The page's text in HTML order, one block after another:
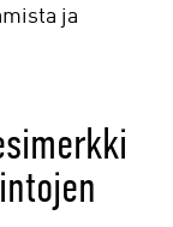
ja